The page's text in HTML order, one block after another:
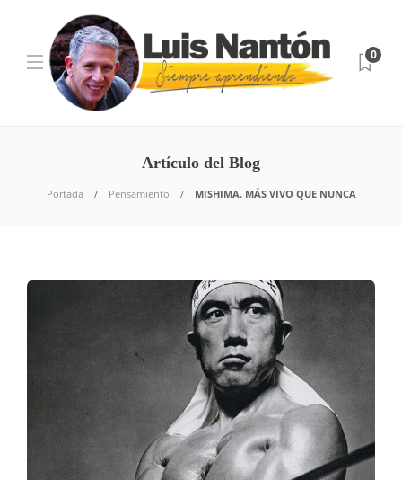
0
Artículo del Blog
Portada Pensamiento MISHIMA. MÁS VIVO QUE NUNCA